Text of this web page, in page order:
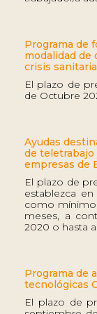
Programa de
modalidad de
crisis
El plazo de
de Octubre
Ayudas
de
empresas de
El plazo de
establezca
como mínimo
meses, a
2020 o hasta
Programa de
tecnológicas
El plazo de